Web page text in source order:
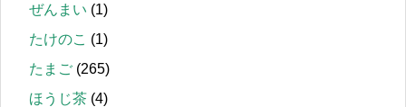
ぜんまい (1)
たけのこ (1)
たまご (265)
ほうじ茶 (4)